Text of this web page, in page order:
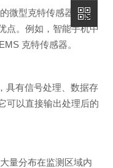
微型克特传感器具有
点。例如，智能手机中
克特传感器。
具有信号处理、数据存
可以直接输出处理后的
量分布在监测区域内